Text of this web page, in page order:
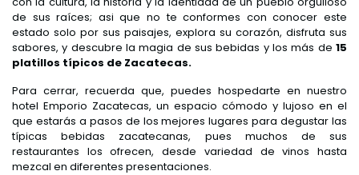
de sus raíces; asi que no te conformes con conocer este
estado solo por sus paisajes, explora su corazón, disfruta sus
sabores, y descubre la magia de sus bebidas y los más de 15
platillos típicos de Zacatecas.
Para cerrar, recuerda que, puedes hospedarte en nuestro
hotel Emporio Zacatecas, un espacio cómodo y lujoso en el
que estarás a pasos de los mejores lugares para degustar las
típicas bebidas zacatecanas, pues muchos de sus
restaurantes los ofrecen, desde variedad de vinos hasta
mezcal en diferentes presentaciones.